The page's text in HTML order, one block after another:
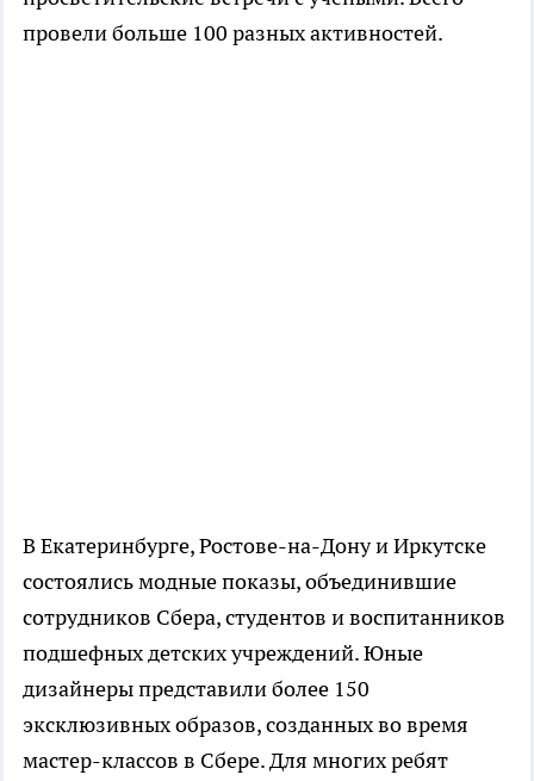
провели больше 100 разных активностей.
В Екатеринбурге, Ростове-на-Дону и Иркутске
состоялись модные показы, объединившие
сотрудников Сбера, студентов и воспитанников
подшефных детских учреждений. Юные
дизайнеры представили более 150
эксклюзивных образов, созданных во время
мастер-классов в Сбере. Для многих ребят